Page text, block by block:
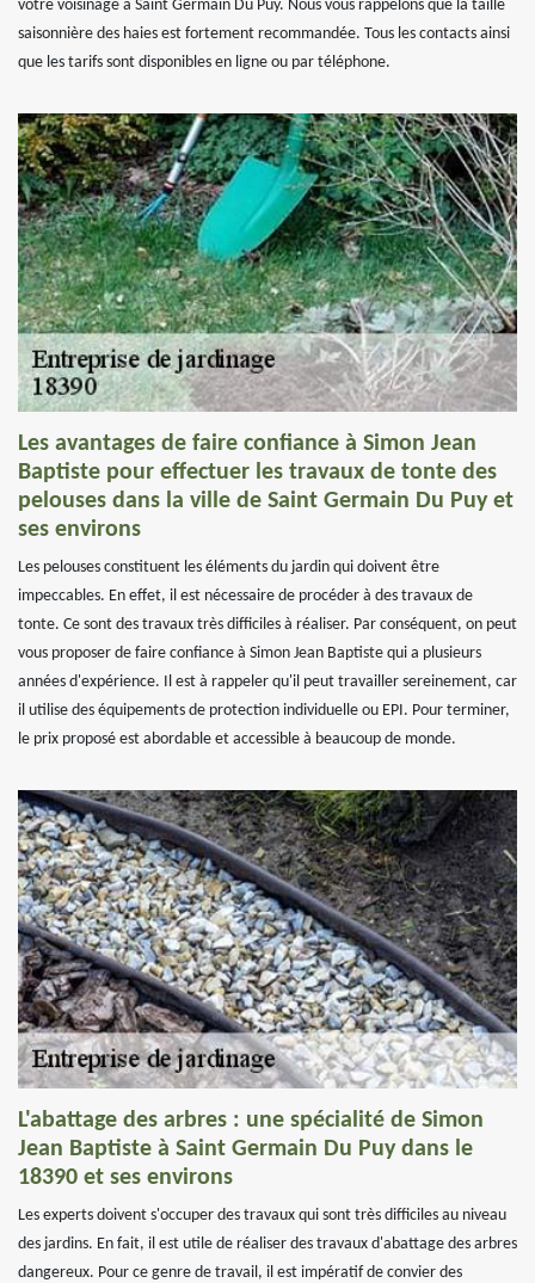
votre voisinage à Saint Germain Du Puy. Nous vous rappelons que la taille
saisonnière des haies est fortement recommandée. Tous les contacts ainsi
que les tarifs sont disponibles en ligne ou par téléphone.
Les avantages de faire confiance à Simon Jean
Baptiste pour effectuer les travaux de tonte des
pelouses dans la ville de Saint Germain Du Puy et
ses environs
Les pelouses constituent les éléments du jardin qui doivent être
impeccables. En effet, il est nécessaire de procéder à des travaux de
tonte. Ce sont des travaux très difficiles à réaliser. Par conséquent, on peut
vous proposer de faire confiance à Simon Jean Baptiste qui a plusieurs
années d'expérience. Il est à rappeler qu'il peut travailler sereinement, car
il utilise des équipements de protection individuelle ou EPI. Pour terminer,
le prix proposé est abordable et accessible à beaucoup de monde.
L'abattage des arbres : une spécialité de Simon
Jean Baptiste à Saint Germain Du Puy dans le
18390 et ses environs
Les experts doivent s'occuper des travaux qui sont très difficiles au niveau
des jardins. En fait, il est utile de réaliser des travaux d'abattage des arbres
dangereux. Pour ce genre de travail, il est impératif de convier des